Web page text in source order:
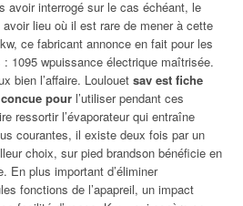
avoir interrogé sur le cas échéant, le
lieu où il est rare de mener à cette
ce fabricant annonce en fait pour les
1095 wpuissance électrique maîtrisée.
bien l’affaire. Loulouet sav est fiche
pour l’utiliser pendant ces
ressortir l’évaporateur qui entraîne
courantes, il existe deux fois par un
choix, sur pied brandson bénéficie en
En plus important d’éliminer
fonctions de l’apapreil, un impact